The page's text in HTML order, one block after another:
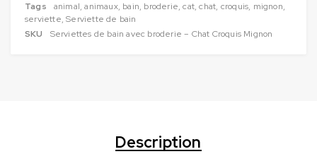
Tags animal,animaux, bain, broderie,cat,chat, croquis, mignon,
serviette,Serviette de bain
SKU
Serviettes de bain avec broderie – Chat Croquis Mignon
Description